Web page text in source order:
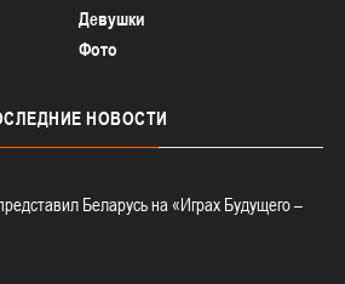
Девушки
Фото
НОВОСТИ
Беларусь на «Играх Будущего –